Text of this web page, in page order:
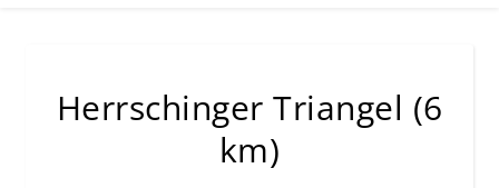
Herrschinger Triangel (6
km)